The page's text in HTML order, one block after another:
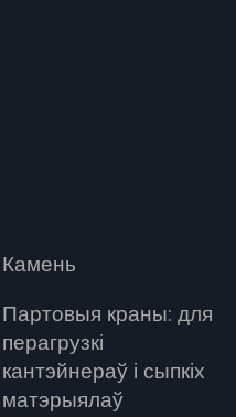
Камень
Партовыя краны: для
перагрузкі
кантэйнераў і сыпкіх
матэрыялаў